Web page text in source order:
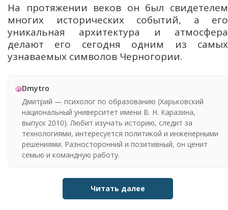
На протяжении веков он был свидетелем
многих исторических событий, а его
уникальная архитектура и атмосфера
делают его сегодня одним из самых
узнаваемых символов Черногории.
Dmytro
Дмитрий — психолог по образованию (Харьковский
национальный университет имени В. Н. Каразина,
выпуск 2010). Любит изучать историю, следит за
технологиями, интересуется политикой и инженерными
решениями. Разносторонний и позитивный, он ценит
семью и командную работу.
Читать далее